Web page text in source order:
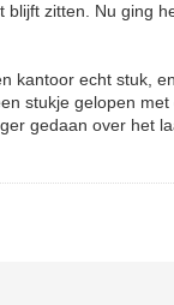
zitten. Nu ging
kantoor echt stuk,
stukje gelopen
gedaan over het